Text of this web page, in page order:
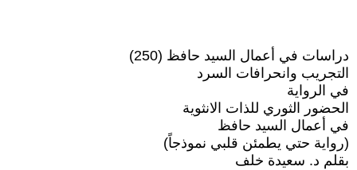
دراسات في أعمال السيد حافظ (250)
التجريب وانحرافات السرد
في الرواية
الحضور الثوري للذات الانثوية
في أعمال السيد حافظ
(رواية حتي يطمئن قلبي نموذجاً)
بقلم د. سعيدة خلف